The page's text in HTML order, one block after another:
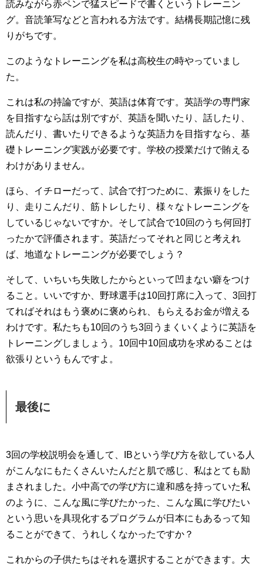
読みながら赤ペンで猛スピードで書くというトレーニン
グ。音読筆写などと言われる方法です。結構長期記憶に残
りがちです。
このようなトレーニングを私は高校生の時やっていまし
た。
これは私の持論ですが、英語は体育です。英語学の専門家
を目指すなら話は別ですが、英語を聞いたり、話したり、
読んだり、書いたりできるような英語力を目指すなら、基
礎トレーニング実践が必要です。学校の授業だけで賄える
わけがありません。
ほら、イチローだって、試合で打つために、素振りをした
り、走りこんだり、筋トレしたり、様々なトレーニングを
しているじゃないですか。そして試合で10回のうち何回打
ったかで評価されます。英語だってそれと同じと考えれ
ば、地道なトレーニングが必要でしょう？
そして、いちいち失敗したからといって凹まない癖をつけ
ること。いいですか、野球選手は10回打席に入って、3回打
てればそれはもう褒めに褒められ、もらえるお金が増える
わけです。私たちも10回のうち3回うまくいくように英語を
トレーニングしましょう。10回中10回成功を求めることは
欲張りというもんですよ。
最後に
3回の学校説明会を通して、IBという学び方を欲している人
がこんなにもたくさんいたんだと肌で感じ、私はとても励
まされました。小中高での学び方に違和感を持っていた私
のように、こんな風に学びたかった、こんな風に学びたい
という思いを具現化するプログラムが日本にもあるって知
ることができて、うれしくなかったですか？
これからの子供たちはそれを選択することができます。大